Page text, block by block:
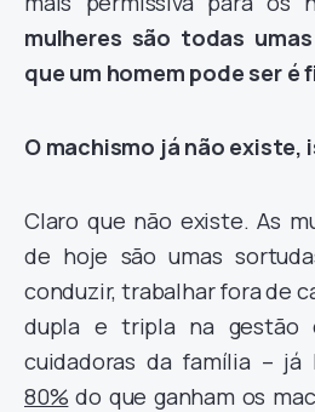
mulheres são todas
que um homem pode ser é
O machismo já não existe,
Claro que não existe. As
de hoje são umas
conduzir, trabalhar fora de
dupla e tripla na gestão
cuidadoras da família –
80% do que ganham os